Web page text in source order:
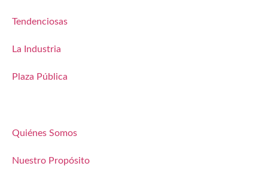
Tendenciosas
La Industria
Plaza Pública
Quiénes Somos
Nuestro Propósito